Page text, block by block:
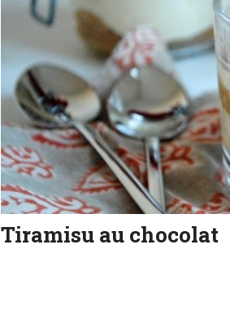
Tiramisu au chocolat